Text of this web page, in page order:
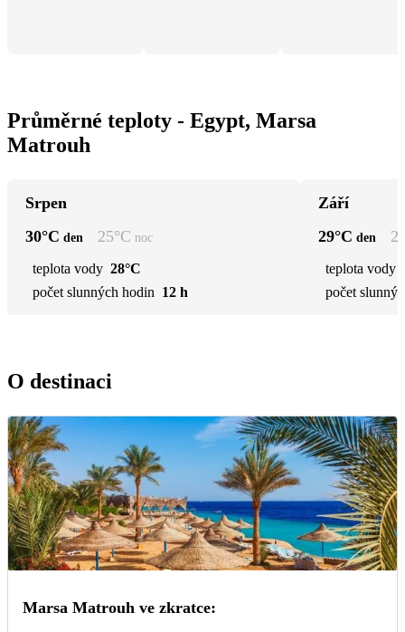
Průměrné teploty - Egypt, Marsa
Matrouh
Srpen
30°C den 25°C noc
teplota vody 28°C
počet slunných hodin 12 h
Září
29°C den
teplota vody
počet
O destinaci
Marsa Matrouh ve zkratce: